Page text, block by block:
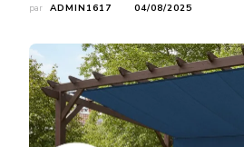
par ADMIN1617 04/08/2025